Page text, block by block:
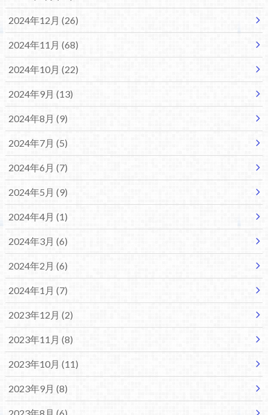
2024年12月 (26)
2024年11月 (68)
2024年10月 (22)
2024年9月 (13)
2024年8月 (9)
2024年7月 (5)
2024年6月 (7)
2024年5月 (9)
2024年4月 (1)
2024年3月 (6)
2024年2月 (6)
2024年1月 (7)
2023年12月 (2)
2023年11月 (8)
2023年10月 (11)
2023年9月 (8)